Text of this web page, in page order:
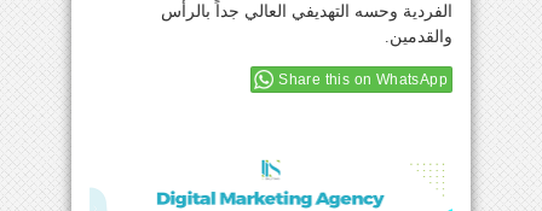
الفردية وحسه التهديفي العالي جداً بالرأس
والقدمين.
Share this on WhatsApp